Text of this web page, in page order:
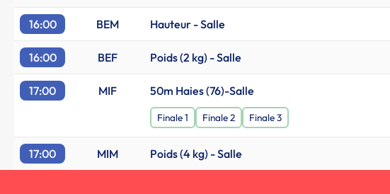
16:00 BEM Hauteur - Salle
16:00 BEF Poids (2 kg) - Salle
17:00 MIF 50m Haies (76)-Salle
Finale 1 Finale 2 Finale 3
17:00 MIM Poids (4 kg) - Salle